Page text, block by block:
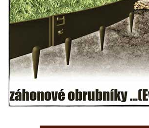
Pomník vojákům Rudé armády na hřbitově
v Lužci nad Vltavou
Pomník Ladislava Sedláčka a Karla Pelce u
silnice severně od Lužce nad Vltavou
Kenotaf Alfeda Harnische na hřbitově v
Hrobčicích
Pomník obětem válek v Hrobčicích
Pomník obětem válek v Mirošovicích